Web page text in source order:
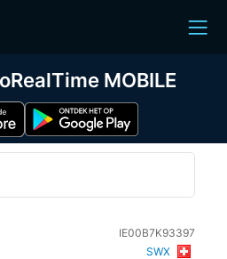
IE00B7K93397
SWX
MOBILE